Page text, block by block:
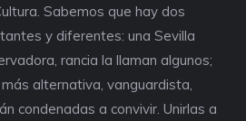
Sabemos que hay dos
y diferentes: una Sevilla
rancia la llaman algunos;
alternativa, vanguardista,
condenadas a convivir. Unirlas a